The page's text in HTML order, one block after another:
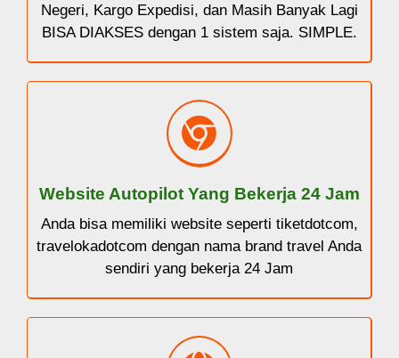
Negeri, Kargo Expedisi, dan Masih Banyak Lagi
BISA DIAKSES dengan 1 sistem saja. SIMPLE.
Website Autopilot Yang Bekerja 24 Jam
Anda bisa memiliki website seperti tiketdotcom,
travelokadotcom dengan nama brand travel Anda
sendiri yang bekerja 24 Jam